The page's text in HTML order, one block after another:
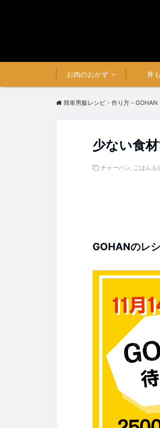
お肉のおかず 丼
簡単男飯レシピ・作り方 - GOHAN
少ない食
チャーハン, ごはんも
GOHANのレ